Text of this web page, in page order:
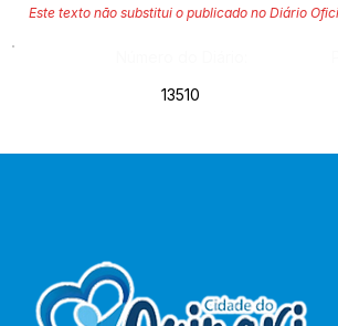
Este texto não substitui o publicado no Diário
13510